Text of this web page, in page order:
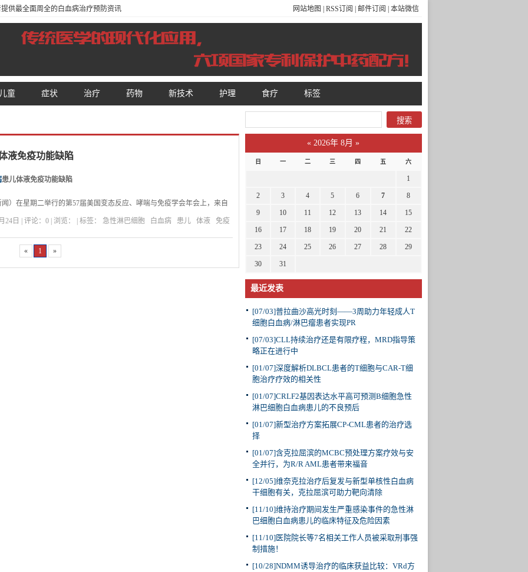
网站地图 RSS订阅 邮件订阅 本站微信
供最全面周全的白血病治疗预防资讯
儿童 症状 治疗 药物 新技术 护理 食疗 标签
液免疫功能缺陷
患儿体液免疫功能缺陷
在星期二举行的第57届美国变态反应、哮喘与免疫学会年会上，来自
儿童医院的Weiss医生等报告了他们对67名急性淋巴细胞白血病
儿的研究结果。他们认为，这些患儿的体液免疫缺陷使其极易发生严重感
现32名患儿不能产生足够滴度的针对麻疹的保护性抗体，27人无抗流行
24日 | 评论：0 | 浏览： | 标签： 急性淋巴细胞 白血病 患儿 体液
免疫
«
1 »
« 2026年 8月 »
日 一 二 三 四 五 六
1
2 3 4 5 6 7 8
9 10 11 12 13 14 15
16 17 18 19 20 21 22
23 24 25 26 27 28 29
30 31
最近发表
[07/03]普拉曲沙高光时刻——3周助力年轻成人T
细胞白血病/淋巴瘤患者实现PR
[07/03]CLL持续治疗还是有限疗程，MRD指导策
略正在进行中
[01/07]深度解析DLBCL患者的T细胞与CAR-T细
胞治疗疗效的相关性
[01/07]CRLF2基因表达水平高可预测B细胞急性
淋巴细胞白血病患儿的不良预后
[01/07]新型治疗方案拓展CP-CML患者的治疗选
择
[01/07]含克拉屈滨的MCBC预处理方案疗效与安
全并行，为R/R AML患者带来福音
[12/05]维奈克拉治疗后复发与新型单核性白血病
干细胞有关，克拉屈滨可助力靶向清除
[11/10]维持治疗期间发生严重感染事件的急性淋
巴细胞白血病患儿的临床特征及危险因素
[11/10]医院院长等7名相关工作人员被采取刑事强
制措施！
[10/28]NDMM诱导治疗的临床获益比较：VRd方